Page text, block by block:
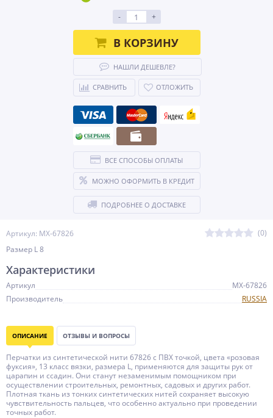
Артикул: MX-67826
(0)
Размер L 8
- +
В КОРЗИНУ
НАШЛИ ДЕШЕВЛЕ?
СРАВНИТЬ ОТЛОЖИТЬ
ВСЕ СПОСОБЫ ОПЛАТЫ
МОЖНО ОФОРМИТЬ В КРЕДИТ
ПОДРОБНЕЕ О ДОСТАВКЕ
Характеристики
Артикул
MX-67826
Производитель
RUSSIA
ОПИСАНИЕ ОТЗЫВЫ И ВОПРОСЫ
Перчатки из синтетической нити 67826 с ПВХ точкой, цвета «розовая
фуксия», 13 класс вязки, размера L, применяются для защиты рук от
царапин и ссадин. Они станут незаменимым помощником при
осуществлении строительных, ремонтных, садовых и других работ.
Плотная ткань из тонких синтетических нитей сохраняет высокую
чувствительность пальцев, что особенно актуально при проведении
точных работ.